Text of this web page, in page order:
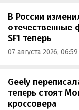
В России
отечественные
SF1 теперь
07 августа 2026, 06:59
Geely
теперь стоят
кроссовера